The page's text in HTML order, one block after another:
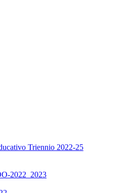
Triennio 2022-25
2022_2023